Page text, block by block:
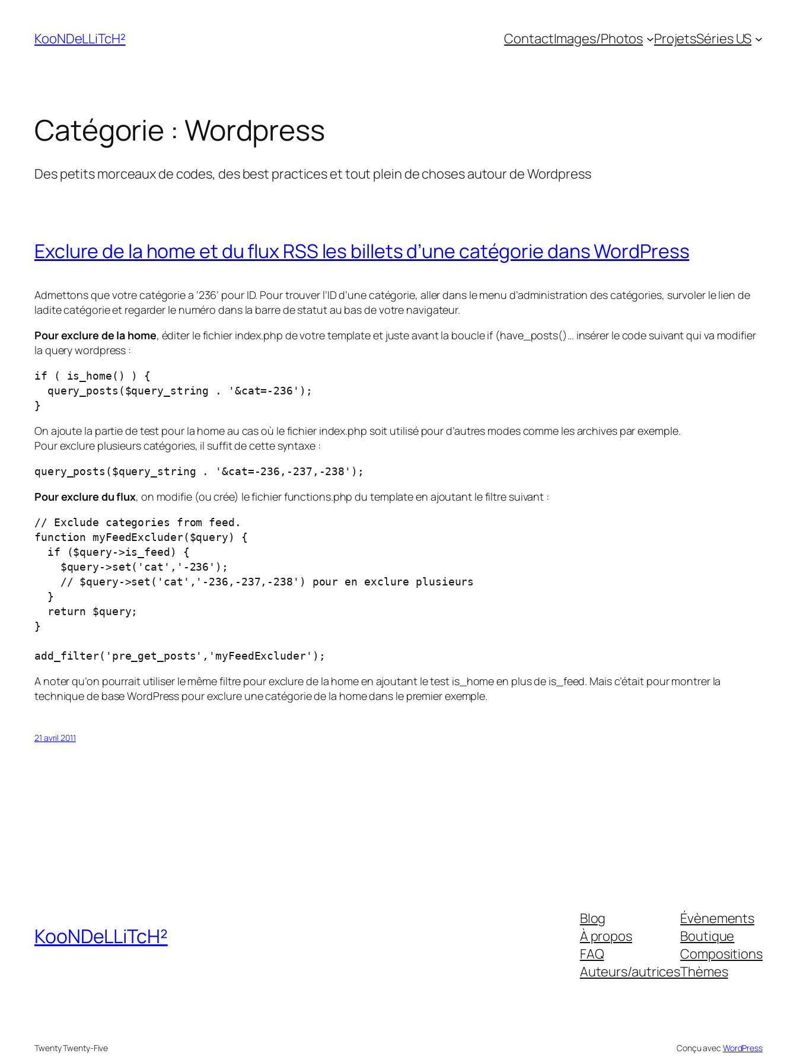
contenu
KooNDeLLiTcH² ContactImages/Photos ProjetsSéries US
Catégorie : Wordpress
Des petits morceaux de codes, des best practices et tout plein de choses autour de Wordpress
Exclure de la home et du flux RSS les billets d’une catégorie dans WordPress
Admettons que votre catégorie a ‘236’ pour ID. Pour trouver l’ID d’une catégorie, aller dans le menu d’administration des catégories, survoler le lien de
ladite catégorie et regarder le numéro dans la barre de statut au bas de votre navigateur.
Pour exclure de la home, éditer le fichier index.php de votre template et juste avant la boucleif (have_posts()… insérer le code suivant qui va modifier
la query wordpress :
if ( is_home() ) {
  query_posts($query_string . '&cat=-236');
}
On ajoute la partie de test pour la home au cas où le fichier index.php soit utilisé pour d’autres modes comme les archives par exemple.
Pour exclure plusieurs catégories, il suffit de cette syntaxe :
query_posts($query_string . '&cat=-236,-237,-238');
Pour exclure du flux, on modifie (ou crée) le fichierfunctions.php du template en ajoutant le filtre suivant :
// Exclude categories from feed.
function myFeedExcluder($query) {
  if ($query->is_feed) {
    $query->set('cat','-236');
    // $query->set('cat','-236,-237,-238') pour en exclure plusieurs
  }
  return $query;
}
add_filter('pre_get_posts','myFeedExcluder');
A noter qu’on pourrait utiliser le même filtre pour exclure de la home en ajoutant le test is_homeen plus de is_feed. Mais c’était pour montrer la
technique de base WordPress pour exclure une catégorie de la home dans le premier exemple.
21 avril 2011
KooNDeLLiTcH²
Blog
À propos
FAQ
Auteurs/autrices
Évènements
Boutique
Compositions
Thèmes
Twenty Twenty-Five Conçu avec WordPress